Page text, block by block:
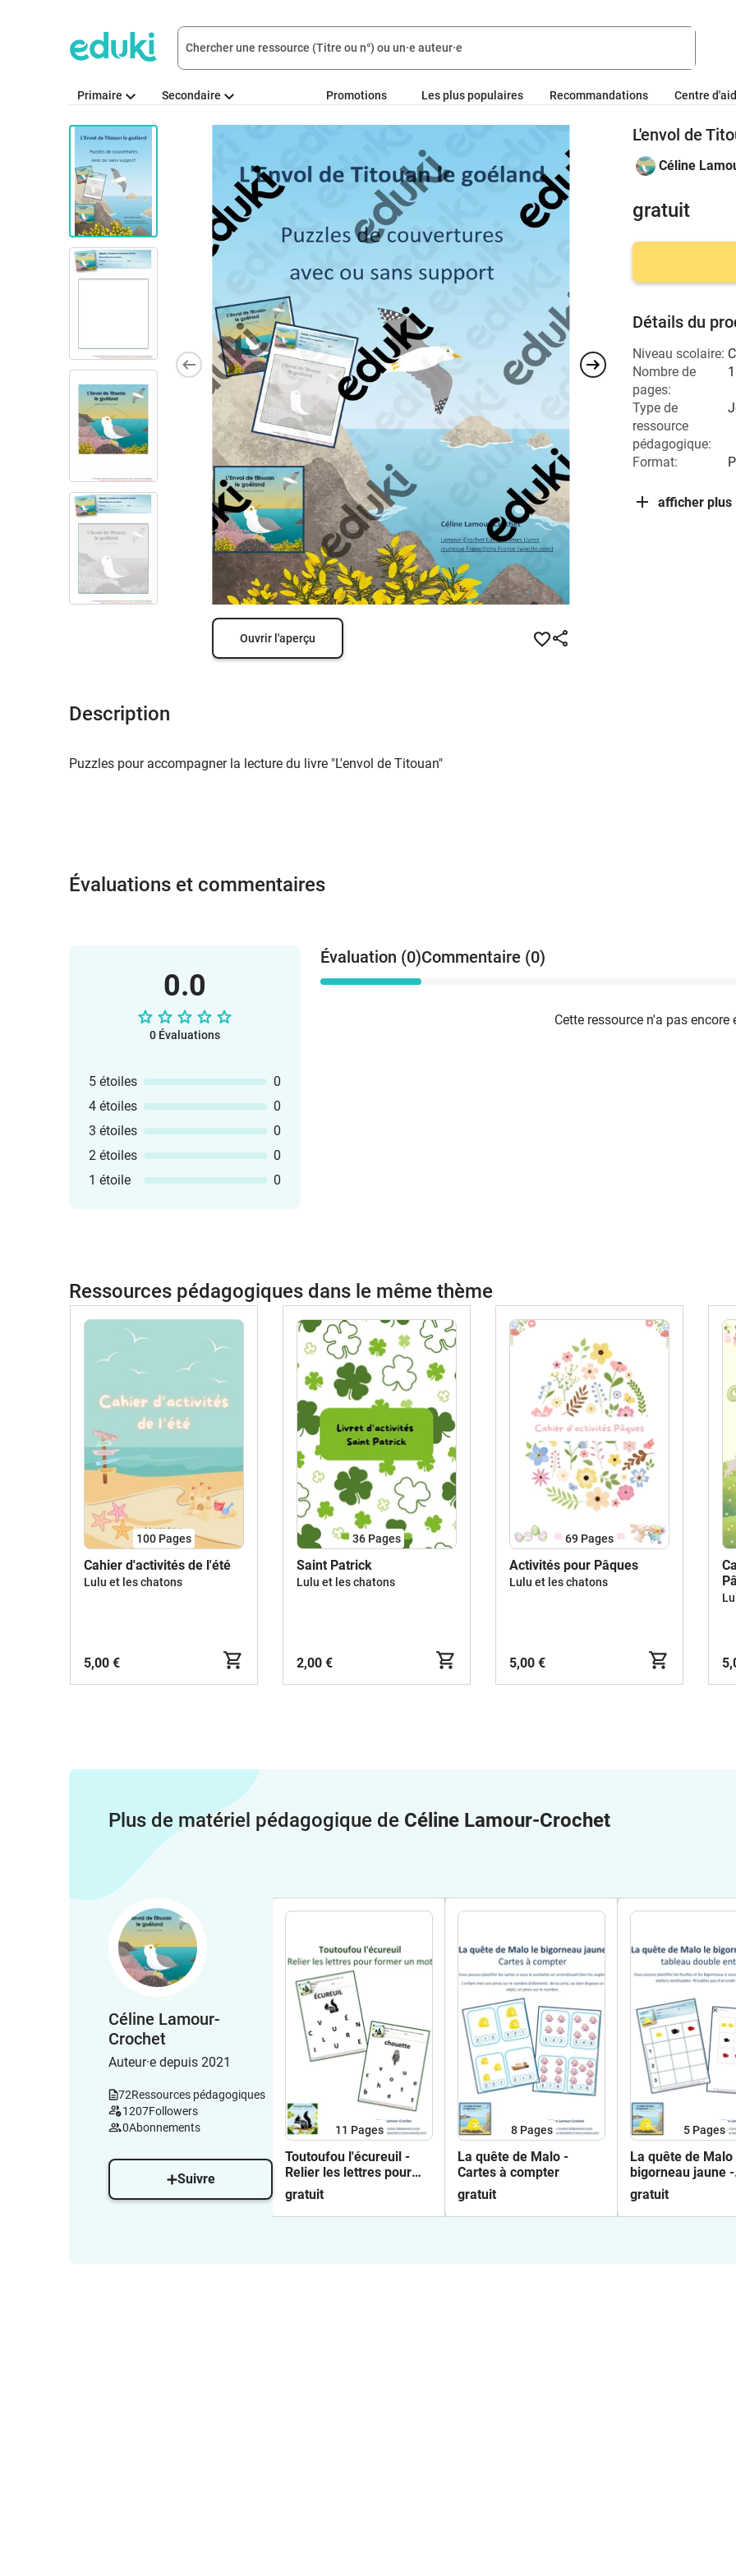
Primaire Secondaire Promotions Les plus populaires Recommandations Centre
Ouvrir l'aperçu
Description
Puzzles pour accompagner la lecture du livre "L'envol de Titouan"
L'envol de
Céline
gratuit
Détails du
Niveau scolaire:
Nombre de
pages:
Type de
ressource
pédagogique:
Format:
afficher plus
Évaluations et commentaires
0.0
0 Évaluations
5 étoiles
0
4 étoiles
0
3 étoiles
0
2 étoiles
0
1 étoile
0
Évaluation (0)Commentaire (0)
Cette ressource n'a pas encore
Ressources pédagogiques dans le même thème
100 Pages
Cahier d'activités de l'été
Lulu et les chatons
5,00 €
36 Pages
Saint Patrick
Lulu et les chatons
2,00 €
69 Pages
Activités pour Pâques
Lulu et les chatons
5,00 €
Plus de matériel pédagogique de Céline Lamour-Crochet
Céline Lamour-
Crochet
Auteur·e depuis 2021
72Ressources pédagogiques
1207Followers
0Abonnements
Suivre
11 Pages
Toutoufou l'écureuil -
Relier les lettres pour
former un mot
gratuit
8 Pages
La quête de Malo -
Cartes à compter
gratuit
5 Pages
La quête de Malo
bigorneau jaune -
Tableau double
gratuit